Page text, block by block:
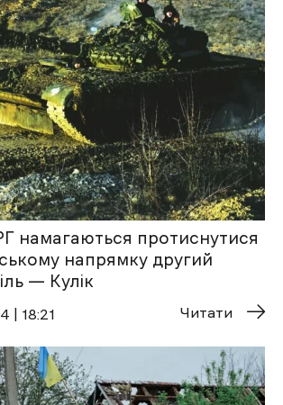
намагаються протиснутися
напрямку другий
— Кулік
| 18:21 Читати